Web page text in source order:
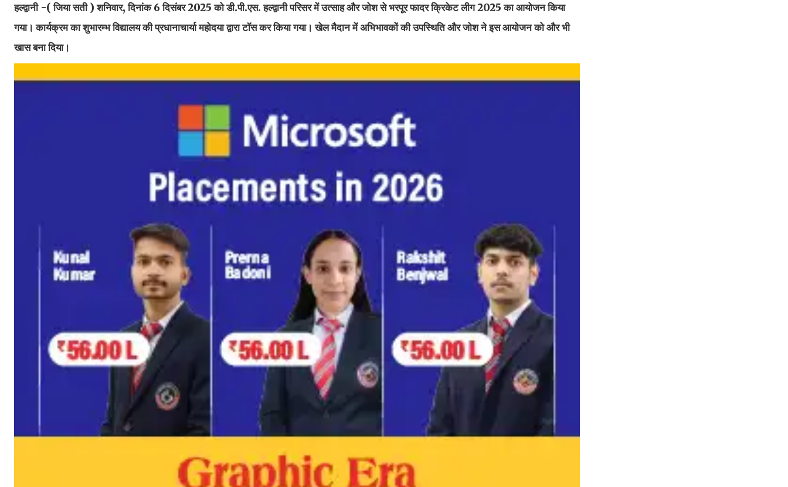
हल्द्वानी -( जिया सती )शनिवार, दिनांक 6 दिसंबर 2025 को डी.पी.एस. हल्द्वानी परिसर में उत्साह और जोश से भरपूर फादर क्रिकेट लीग 2025 का आयोजन किया
गया। कार्यक्रम का शुभारम्भ विद्यालय की प्रधानाचार्या महोदया द्वारा टॉस कर किया गया। खेल मैदान में अभिभावकों की उपस्थिति और जोश ने इस आयोजन को और भी
खास बना दिया।